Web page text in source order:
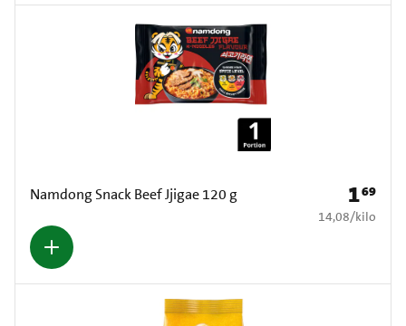
Namdong Snack Beef Jjigae 120 g Prijs: €
169
€ 14,08 per kilo
14,08/kilo